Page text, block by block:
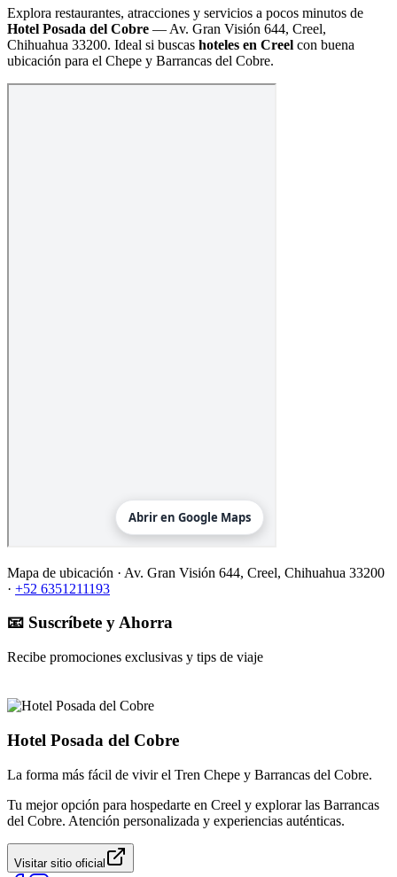
Explora restaurantes, atracciones y servicios a pocos minutos de
Hotel Posada del Cobre — Av. Gran Visión 644, Creel,
Chihuahua 33200. Ideal si buscas hoteles en Creel con buena
ubicación para el Chepe y Barrancas del Cobre.
Mapa de ubicación · Av. Gran Visión 644, Creel, Chihuahua 33200
· +52 6351211193
📧 Suscríbete y Ahorra
Recibe promociones exclusivas y tips de viaje
Hotel Posada del Cobre
La forma más fácil de vivir el Tren Chepe y Barrancas del Cobre.
Tu mejor opción para hospedarte en Creel y explorar las Barrancas
del Cobre. Atención personalizada y experiencias auténticas.
Visitar sitio oficial